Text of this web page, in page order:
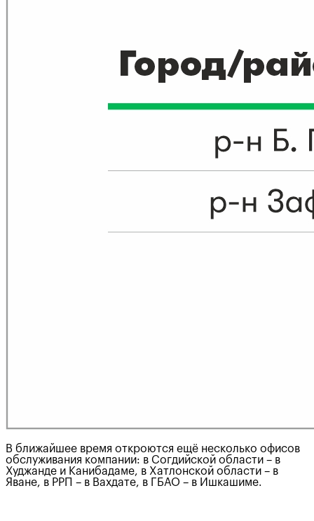
В ближайшее время откроются ещё несколько офисов
обслуживания компании: в Согдийской области – в
Худжанде и Канибадаме, в Хатлонской области – в
Яване, в РРП – в Вахдате, в ГБАО – в Ишкашиме.